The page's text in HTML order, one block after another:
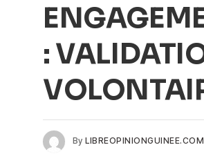
:
By LIBREOPINIONGUINEE.COM